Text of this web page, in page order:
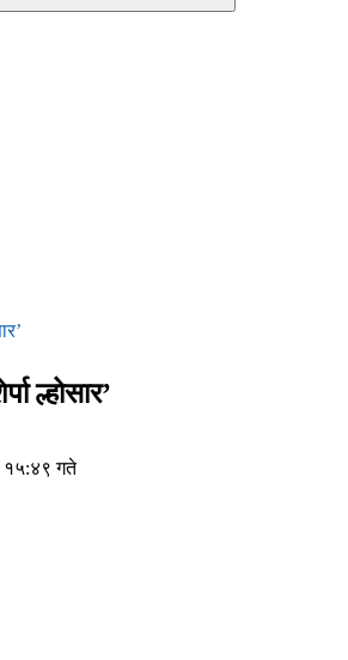
ल्होसार’
१५:४९ गते